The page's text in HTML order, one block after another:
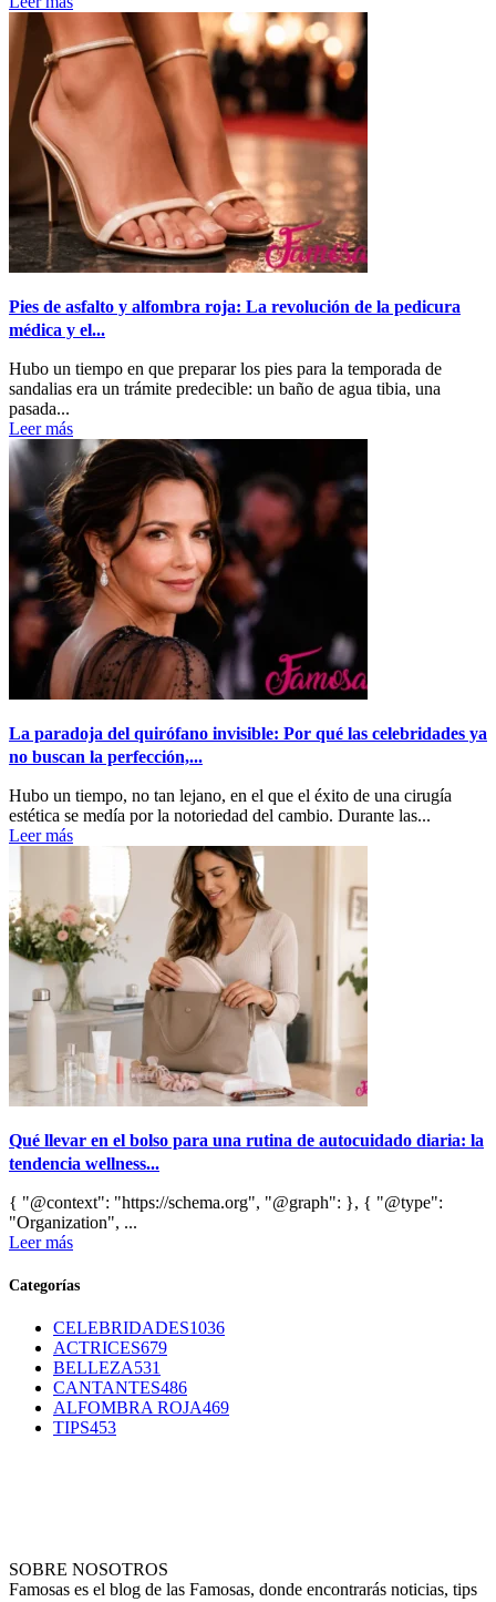
Pies de asfalto y alfombra roja: La revolución de la pedicura
médica y el...
Hubo un tiempo en que preparar los pies para la temporada de
sandalias era un trámite predecible: un baño de agua tibia, una
pasada...
Leer más
La paradoja del quirófano invisible: Por qué las celebridades ya
no buscan la perfección,...
Hubo un tiempo, no tan lejano, en el que el éxito de una cirugía
estética se medía por la notoriedad del cambio. Durante las...
Leer más
Qué llevar en el bolso para una rutina de autocuidado diaria: la
tendencia wellness...
{ "@context": "https://schema.org", "@graph": }, { "@type":
"Organization", ...
Leer más
Categorías
CELEBRIDADES1036
ACTRICES679
BELLEZA531
CANTANTES486
ALFOMBRA ROJA469
TIPS453
SOBRE NOSOTROS
Famosas es el blog de las Famosas, donde encontrarás noticias, tips